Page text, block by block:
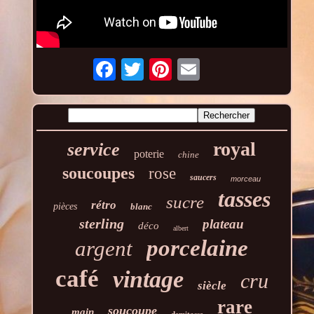
service poterie chine royal
soucoupes rose saucers morceau
pièces rétro blanc sucre tasses
sterling déco albert plateau
argent porcelaine
café vintage siècle cru
soucoupe rare